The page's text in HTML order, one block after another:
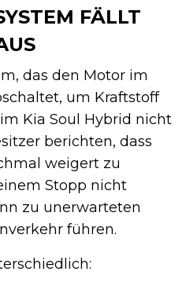
FÄLLT
das den Motor im
um Kraftstoff
Kia Soul Hybrid nicht
berichten, dass
weigert zu
Stopp nicht
zu unerwarteten
führen.